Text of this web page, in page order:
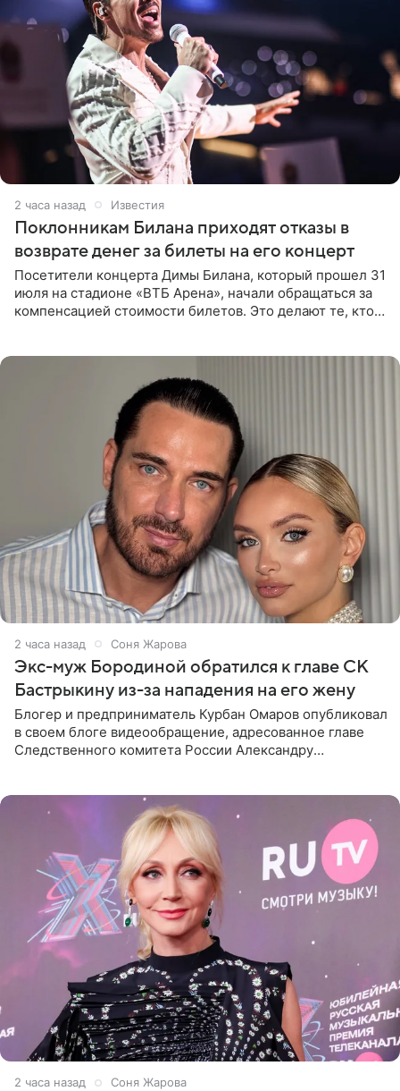
2 часа назад Известия
Поклонникам Билана приходят отказы в
возврате денег за билеты на его концерт
Посетители концерта Димы Билана, который прошел 31
июля на стадионе «ВТБ Арена», начали обращаться за
компенсацией стоимости билетов. Это делают те, кто
2 часа назад Соня Жарова
Экс-муж Бородиной обратился к главе СК
Бастрыкину из-за нападения на его жену
Блогер и предприниматель Курбан Омаров опубликовал
в своем блоге видеообращение, адресованное главе
Следственного комитета России Александру
2 часа назад Соня Жарова